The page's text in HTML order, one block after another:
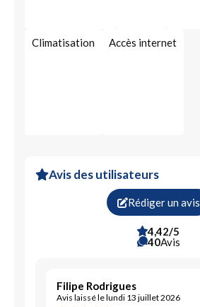
Climatisation Accès internet
Avis des utilisateurs
Rédiger un avis
4,42/5
40Avis
Filipe Rodrigues
Avis laissé le lundi 13 juillet 2026